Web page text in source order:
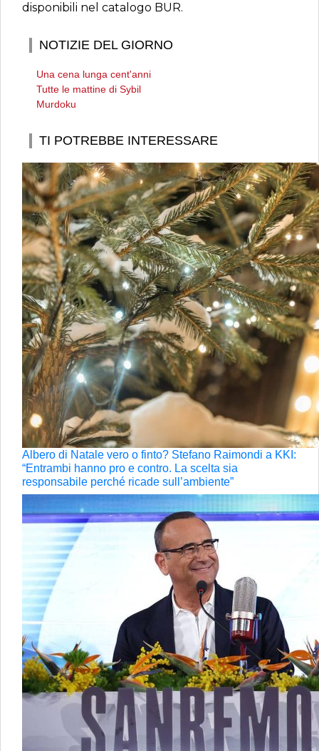
disponibili nel catalogo BUR.
NOTIZIE DEL GIORNO
Una cena lunga cent'anni
Tutte le mattine di Sybil
Murdoku
TI POTREBBE INTERESSARE
Albero di Natale vero o finto? Stefano Raimondi a KKI:
“Entrambi hanno pro e contro. La scelta sia
responsabile perché ricade sull’ambiente”